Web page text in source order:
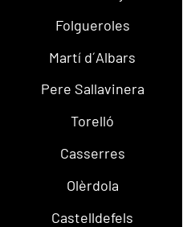
Folgueroles
Martí d´Albars
Pere Sallavinera
Torelló
Casserres
Olèrdola
Castelldefels